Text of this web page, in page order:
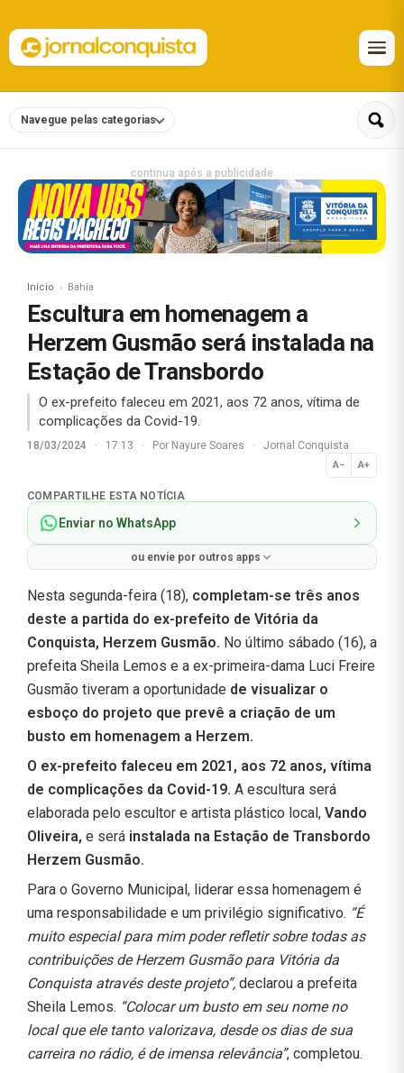
Navegue pelas categorias
continua após a publicidade
Início Bahia
Escultura em homenagem a
Herzem Gusmão será instalada na
Estação de Transbordo
O ex-prefeito faleceu em 2021, aos 72 anos, vítima de
complicações da Covid-19.
18/03/2024 · 17:13 · Por Nayure Soares · Jornal Conquista
A− A+
Normal
COMPARTILHE ESTA NOTÍCIA
Enviar no WhatsApp
ou envie por outros apps
Nesta segunda-feira (18), completam-se três anos
deste a partida do ex-prefeito de Vitória da
Conquista, Herzem Gusmão. No último sábado (16), a
prefeita Sheila Lemos e a ex-primeira-dama Luci Freire
Gusmão tiveram a oportunidade de visualizar o
esboço do projeto que prevê a criação de um
busto em homenagem a Herzem.
O ex-prefeito faleceu em 2021, aos 72 anos, vítima
de complicações da Covid-19. A escultura será
elaborada pelo escultor e artista plástico local, Vando
Oliveira, e será instalada na Estação de Transbordo
Herzem Gusmão.
Para o Governo Municipal, liderar essa homenagem é
uma responsabilidade e um privilégio significativo. “É
muito especial para mim poder refletir sobre todas as
contribuições de Herzem Gusmão para Vitória da
Conquista através deste projeto”, declarou a prefeita
Sheila Lemos. “Colocar um busto em seu nome no
local que ele tanto valorizava, desde os dias de sua
carreira no rádio, é de imensa relevância”, completou.